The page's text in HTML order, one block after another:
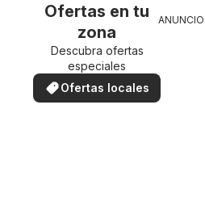
Ofertas en tu
zona
Descubra ofertas
especiales
Ofertas locales
ANUNCIO